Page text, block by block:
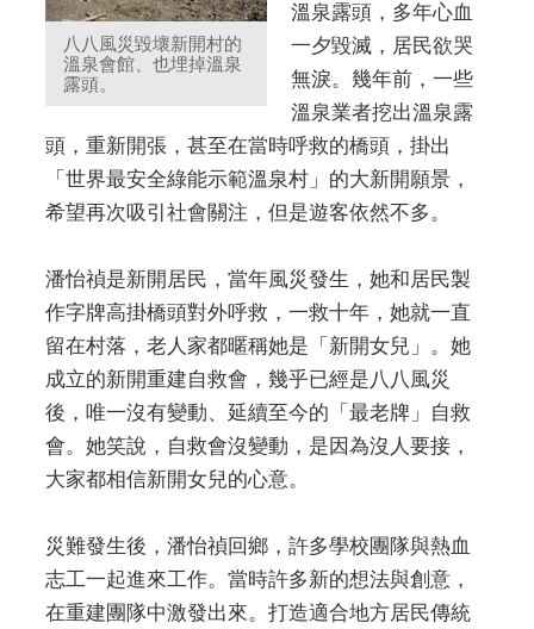
八八風災毀壞新開村的
溫泉會館、也埋掉溫泉
露頭。
溫泉露頭，多年心血
一夕毀滅，居民欲哭
無淚。幾年前，一些
溫泉業者挖出溫泉露
頭，重新開張，甚至在當時呼救的橋頭，掛出
「世界最安全綠能示範溫泉村」的大新開願景，
希望再次吸引社會關注，但是遊客依然不多。
潘怡禎是新開居民，當年風災發生，她和居民製
作字牌高掛橋頭對外呼救，一救十年，她就一直
留在村落，老人家都暱稱她是「新開女兒」。她
成立的新開重建自救會，幾乎已經是八八風災
後，唯一沒有變動、延續至今的「最老牌」自救
會。她笑說，自救會沒變動，是因為沒人要接，
大家都相信新開女兒的心意。
災難發生後，潘怡禎回鄉，許多學校團隊與熱血
志工一起進來工作。當時許多新的想法與創意，
在重建團隊中激發出來。打造適合地方居民傳統